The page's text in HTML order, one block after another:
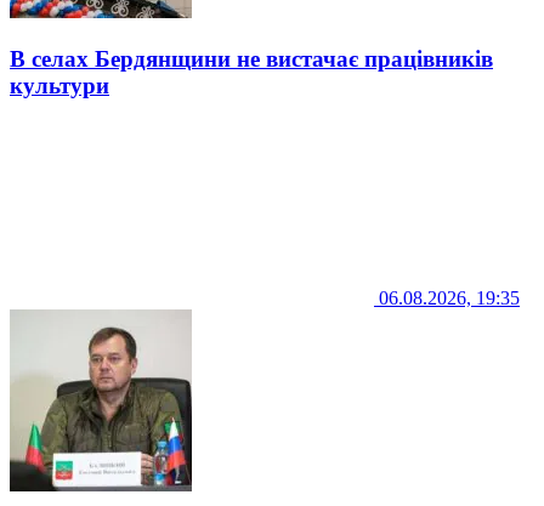
В селах Бердянщини не вистачає працівників
культури
06.08.2026, 19:35